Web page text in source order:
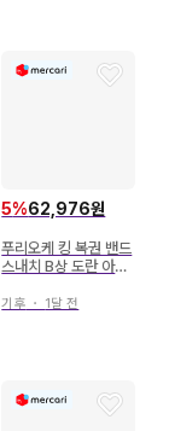
5%62,976원
푸리오케 킹 복권 밴드
스내치 B상 도란 아크
기후 ・ 1달 전